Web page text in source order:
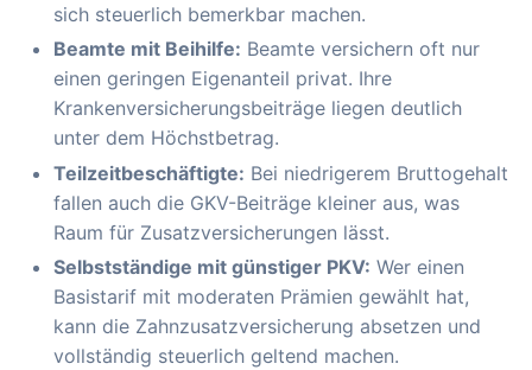
sich steuerlich bemerkbar machen.
Beamte mit Beihilfe: Beamte versichern oft nur
einen geringen Eigenanteil privat. Ihre
Krankenversicherungsbeiträge liegen deutlich
unter dem Höchstbetrag.
Teilzeitbeschäftigte: Bei niedrigerem Bruttogehalt
fallen auch die GKV-Beiträge kleiner aus, was
Raum für Zusatzversicherungen lässt.
Selbstständige mit günstiger PKV: Wer einen
Basistarif mit moderaten Prämien gewählt hat,
kann die Zahnzusatzversicherung absetzen und
vollständig steuerlich geltend machen.